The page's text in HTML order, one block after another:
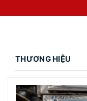
THƯƠNG HIỆU